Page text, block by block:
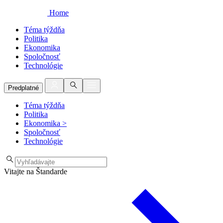
Home
Téma týždňa
Politika
Ekonomika
Spoločnosť
Technológie
Predplatné
Téma týždňa
Politika
Ekonomika >
Spoločnosť
Technológie
Vitajte na Štandarde